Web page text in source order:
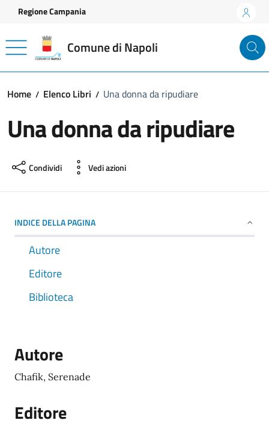
Vai ai contenuti
Vai al footer
Regione Campania
Comune di Napoli
Home Elenco Libri Una donna da ripudiare
Una donna da ripudiare
Condividi Vedi azioni
INDICE DELLA PAGINA
Autore
Editore
Biblioteca
Autore
Chafik, Serenade
Editore